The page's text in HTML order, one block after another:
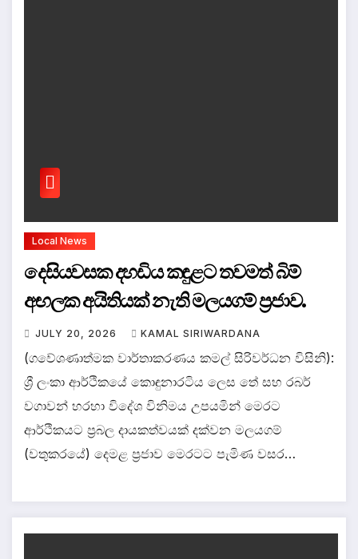
Local News
දෙසියවසක දහඩිය කඳුළට තවමත් බිම්
අඟලක අයිතියක් නැති මලයගම් ප්‍රජාව.
JULY 20, 2026 KAMAL SIRIWARDANA
(ගවේශණාත්මක වාර්තාකරණය කමල් සිරිවර්ධන විසිනි):
ශ්‍රී ලංකා ආර්ථිකයේ කොඳුනාරටිය ලෙස තේ සහ රබර්
වගාවන් හරහා විදේශ විනිමය උපයමින් මෙරට
ආර්ථිකයට ප්‍රබල දායකත්වයක් දක්වන මලයගම්
(වතුකරයේ) දෙමළ ප්‍රජාව මෙරටට පැමිණ වසර…